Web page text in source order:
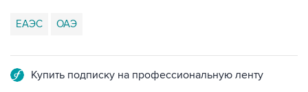
ЕАЭС ОАЭ
Купить подписку на профессиональную ленту